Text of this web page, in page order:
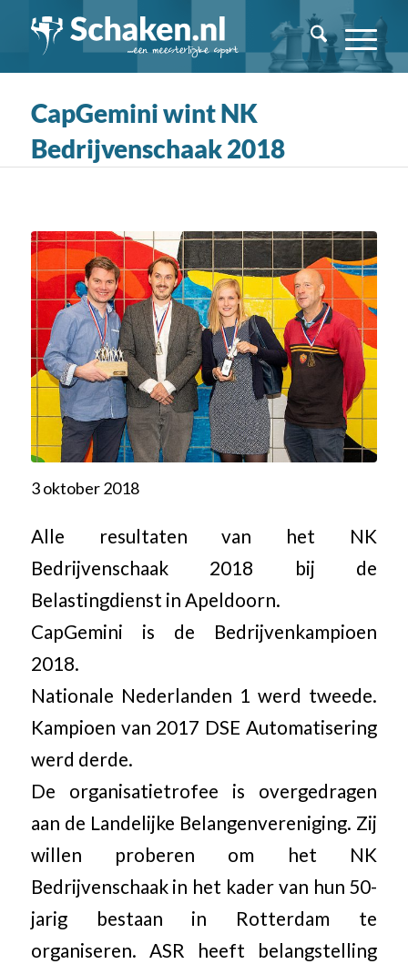
CapGemini wint NK
Bedrijvenschaak 2018
3 oktober 2018
Alle resultaten van het NK
Bedrijvenschaak 2018 bij de
Belastingdienst in Apeldoorn.
CapGemini is de Bedrijvenkampioen
2018.
Nationale Nederlanden 1 werd tweede.
Kampioen van 2017 DSE Automatisering
werd derde.
De organisatietrofee is overgedragen
aan de Landelijke Belangenvereniging. Zij
willen proberen om het NK
Bedrijvenschaak in het kader van hun 50-
jarig bestaan in Rotterdam te
organiseren. ASR heeft belangstelling